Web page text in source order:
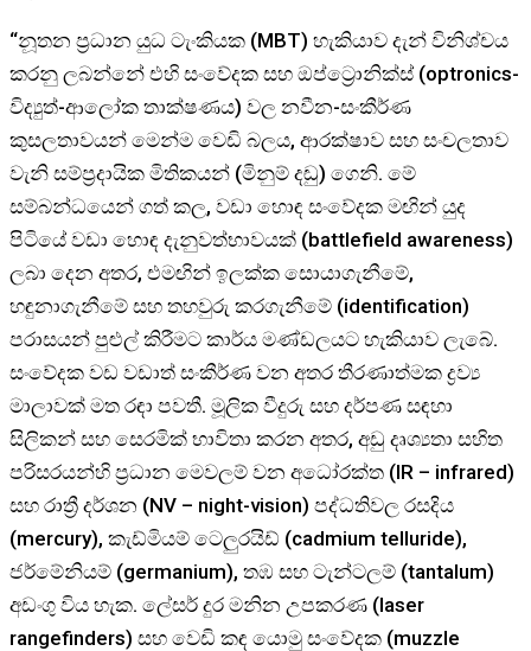
“නූතන ප්‍රධාන යුධ ටැංකියක (MBT) හැකියාව දැන් විනිශ්චය
කරනු ලබන්නේ එහි සංවේදක සහ ඔප්ට්‍රොනික්ස් (optronics-
විද්‍යුත්-ආලෝක තාක්ෂණය) වල නවීන-සංකීර්ණ
කුසලතාවයන් මෙන්ම වෙඩි බලය, ආරක්ෂාව සහ සංචලතාව
වැනි සම්ප්‍රදායික මිතිකයන් (මිනුම් දඬු) ගෙනි. මේ
සම්බන්ධයෙන් ගත් කල, වඩා හොඳ සංවේදක මඟින් යුද
පිටියේ වඩා හොඳ දැනුවත්භාවයක් (battlefield awareness)
ලබා දෙන අතර, එමඟින් ඉලක්ක සොයාගැනීමේ,
හඳුනාගැනීමේ සහ තහවුරු කරගැනීමේ (identification)
පරාසයන් පුළුල් කිරීමට කාර්ය මණ්ඩලයට හැකියාව ලැබේ.
සංවේදක වඩ වඩාත් සංකීර්ණ වන අතර තීරණාත්මක ද්‍රව්‍ය
මාලාවක් මත රඳා පවතී. මූලික වීදුරු සහ දර්පණ සඳහා
සිලිකන් සහ සෙරමික් භාවිතා කරන අතර, අඩු දෘශ්‍යතා සහිත
පරිසරයන්හි ප්‍රධාන මෙවලම් වන අධෝරක්ත (IR – infrared)
සහ රාත්‍රී දර්ශන (NV – night-vision) පද්ධතිවල රසදිය
(mercury), කැඩ්මියම් ටෙලුරයිඩ් (cadmium telluride),
ජර්මේනියම් (germanium), තඹ සහ ටැන්ටලම් (tantalum)
අඩංගු විය හැක. ලේසර් දුර මනින උපකරණ (laser
rangefinders) සහ වෙඩි කඳ යොමු සංවේදක (muzzle